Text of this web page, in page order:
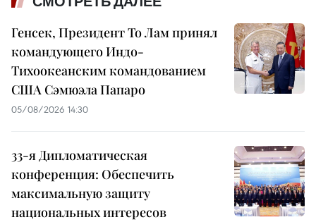
Генсек, Президент То Лам принял
командующего Индо-
Тихоокеанским командованием
США Сэмюэла Папаро
05/08/2026 14:30
33-я Дипломатическая
конференция: Обеспечить
максимальную защиту
национальных интересов